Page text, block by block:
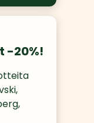
-20%!